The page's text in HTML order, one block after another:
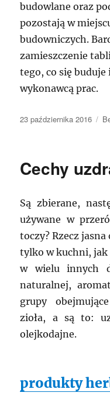
budowlane oraz
pozostają w
budowniczych.
zamieszczenie
tego, co się
wykonawcą prac.
Data
23 października 2016
Cechy
Są zbierane,
używane w
toczy? Rzecz
tylko w kuchni, jak
w wielu innych
naturalnej,
grupy
zioła, a są to:
olejkodajne.
produkty